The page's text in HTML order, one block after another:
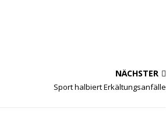
NÄCHSTER
Sport halbiert Erkältungsanfälle